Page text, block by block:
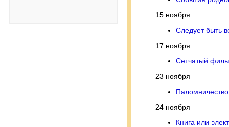
15 ноября
Следует быть
17 ноября
Сетчатый
23 ноября
24 ноября
Книга или